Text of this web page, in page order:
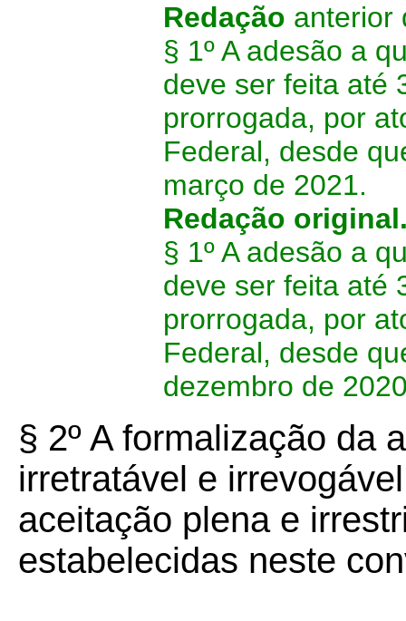
Redação anterior
§ 1º A adesão a
deve ser feita até
prorrogada, por
Federal, desde
março de 2021.
Redação
§ 1º A adesão a
deve ser feita até
prorrogada, por
Federal, desde
dezembro de
§ 2º A formalização da
irretratável e
aceitação plena e
estabelecidas neste